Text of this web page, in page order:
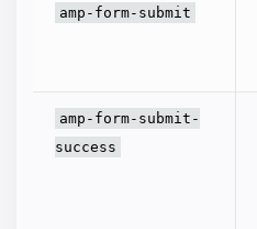
amp-form-submit
amp-form-submit-
success